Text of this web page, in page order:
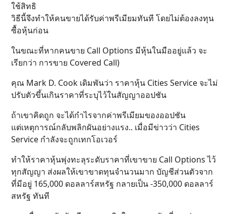
ใช้สิทธิ
วิธีนี้จึงทำให้คนขายได้รับค่าพรีเมียมทันที โดยไม่ต้องลงทุน
ซื้อหุ้นก่อน
ในขณะที่หากคนขาย Call Options มีหุ้นในมืออยู่แล้ว จะ
เรียกว่า การขาย Covered Call)
คุณ Mark D. Cook เดิมพันว่า ราคาหุ้น Cities Service จะไม่
ปรับตัวขึ้นเกินราคาที่ระบุไว้ในสัญญาออปชัน
ถ้าเขาคิดถูก จะได้กำไรจากค่าพรีเมียมของออปชัน
แต่เหตุการณ์กลับพลิกผันอย่างแรง.. เมื่อมีข่าวว่า Cities
Service กำลังจะถูกเทกโอเวอร์
ทำให้ราคาหุ้นพุ่งทะลุระดับราคาที่เขาขาย Call Options ไว้
ทุกสัญญา ส่งผลให้เขาขาดทุนจำนวนมาก บัญชีส่วนตัวจาก
ที่มีอยู่ 165,000 ดอลลาร์สหรัฐ กลายเป็น -350,000 ดอลลาร์
สหรัฐ ทันที